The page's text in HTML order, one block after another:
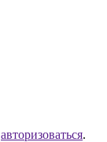
авторизоваться.